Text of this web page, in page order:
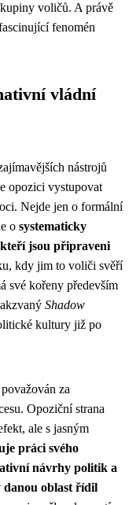
voličů. A právě
fenomén
vládní
nástrojů
opozici vystupovat
Nejde jen o formální
o systematicky
jsou připraveni
kdy jim to voliči svěří
své kořeny především
Shadow
kultury již po
za
Opoziční strana
ale s jasným
práci svého
návrhy politik a
danou oblast řídil